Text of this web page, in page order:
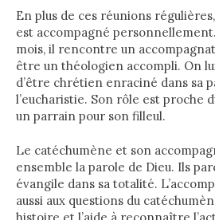
En plus de ces réunions
est accompagné
mois, il rencontre un
être un théologien accompli. On
d’être chrétien enraciné dans sa
l’eucharistie. Son rôle est proche
un parrain pour son filleul.
Le catéchumène et son
ensemble la parole de Dieu. Ils
évangile dans sa totalité.
aussi aux questions du